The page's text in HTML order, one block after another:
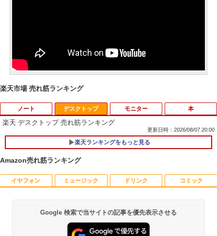
楽天市場 売れ筋ランキング
ノート
1
Amazon(アマゾン) タブレットPC New F
ire Max 11(2023年発売) グレー B0B2SD
【新古品】2026年福袋 ノートパソコン
Windows11 ノートPC 14インチノート
デスクトップ
楽天 デスクトップ 売れ筋ランキング
更新日時：2026/08/07 20:00
楽天ランキングをもっと見る
モニター
1
PHILIPS/フィリップス 241V8/11 / 23.8型
ケーブル標準添付【中古/送料無料】※沖
縄、離島を除く
￥5,500
本
1 なぜ、あの人のがんは消えたのか？
Amazon売れ筋ランキング
イヤフォン
Anker Soundcore P40i ブラック
￥7,990
ミュージック
BRUCE WAYNE feat. Flo Milli, ATL Jacob
[Explicit]
ドリンク
【Amazon.co.jp限定】 い・ろ・は・す 2L P
ET ラベルレス ×8本
コミック
薬屋のひとりごと 17巻 (デジタル版ビッグガ
ンガンコミックス)
Google 検索で当サイトの記事を優先表示させる